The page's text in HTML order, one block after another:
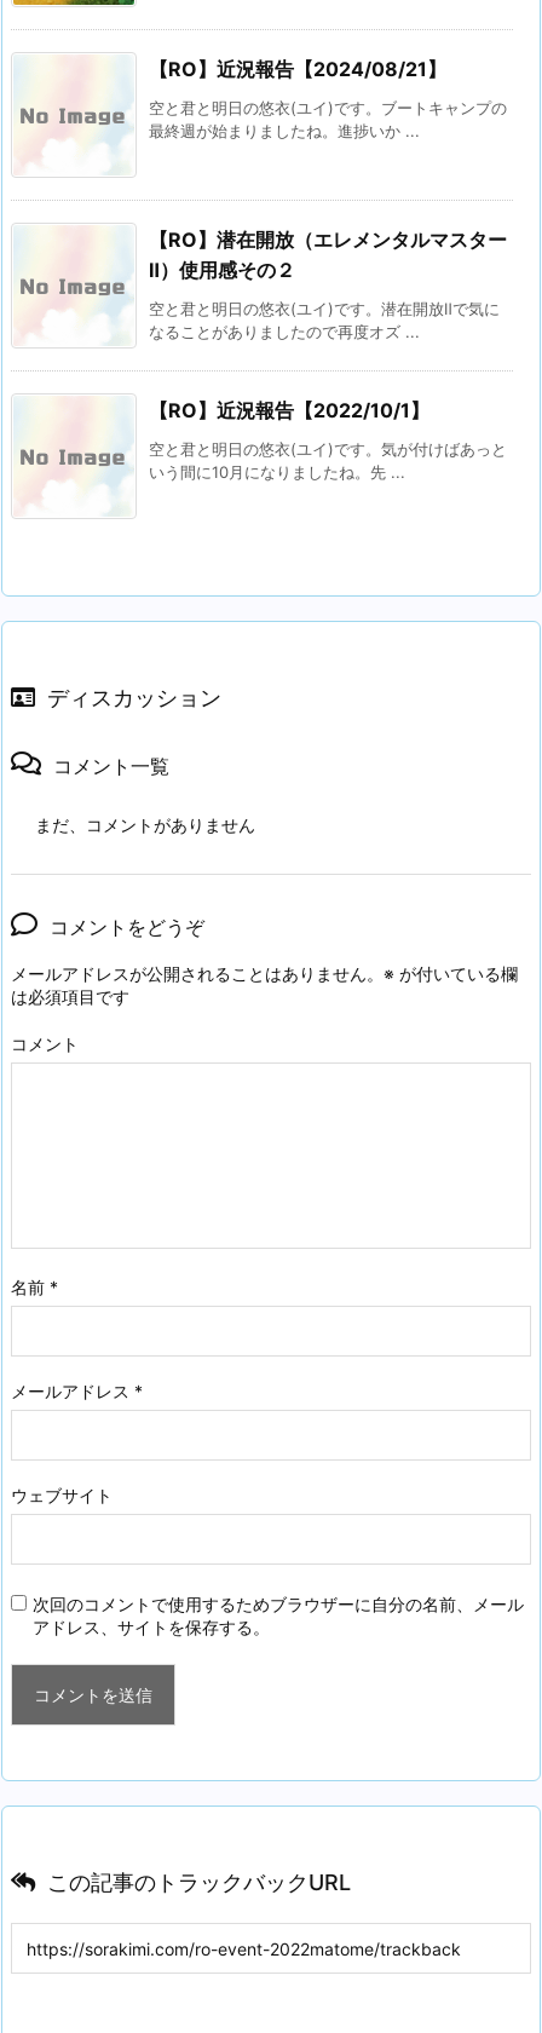
【RO】近況報告【2024/08/21】
空と君と明日の悠衣(ユイ)です。ブートキャンプの
最終週が始まりましたね。進捗いか ...
【RO】潜在開放（エレメンタルマスター
Ⅱ）使用感その２
空と君と明日の悠衣(ユイ)です。潜在開放Ⅱで気に
なることがありましたので再度オズ ...
【RO】近況報告【2022/10/1】
空と君と明日の悠衣(ユイ)です。気が付けばあっと
いう間に10月になりましたね。先 ...
ディスカッション
コメント一覧
まだ、コメントがありません
コメントをどうぞ
メールアドレスが公開されることはありません。 ※ が付いている欄
は必須項目です
コメント
名前 *
メールアドレス *
ウェブサイト
次回のコメントで使用するためブラウザーに自分の名前、メール
アドレス、サイトを保存する。
この記事のトラックバックURL